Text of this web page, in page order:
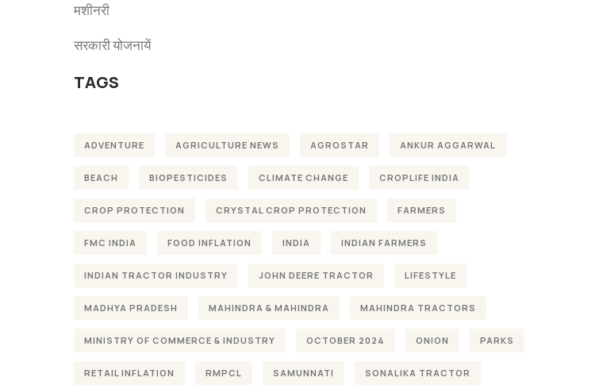
मशीनरी
सरकारी योजनायें
TAGS
ADVENTURE AGRICULTURE NEWS AGROSTAR ANKUR AGGARWAL
BEACH BIOPESTICIDES CLIMATE CHANGE CROPLIFE INDIA
CROP PROTECTION CRYSTAL CROP PROTECTION FARMERS
FMC INDIA FOOD INFLATION INDIA INDIAN FARMERS
INDIAN TRACTOR INDUSTRY JOHN DEERE TRACTOR LIFESTYLE
MADHYA PRADESH MAHINDRA & MAHINDRA MAHINDRA TRACTORS
MINISTRY OF COMMERCE & INDUSTRY OCTOBER 2024 ONION PARKS
RETAIL INFLATION RMPCL SAMUNNATI SONALIKA TRACTOR